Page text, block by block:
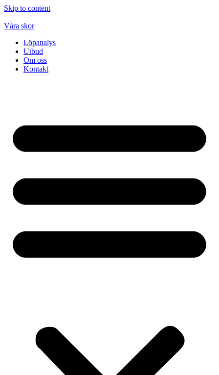
Skip to content
Våra skor
Löpanalys
Utbud
Om oss
Kontakt